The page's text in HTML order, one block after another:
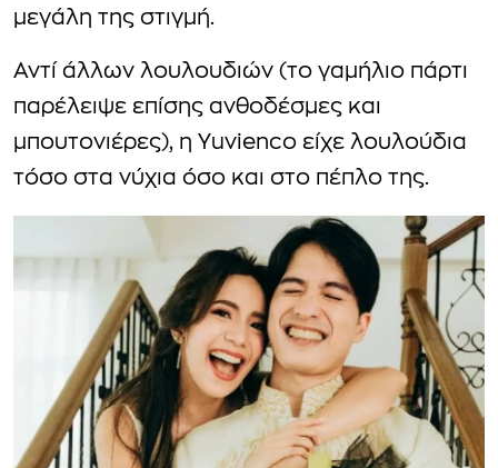
μεγάλη της στιγμή.
Αντί άλλων λουλουδιών (το γαμήλιο πάρτι
παρέλειψε επίσης ανθοδέσμες και
μπουτονιέρες), η Yuvienco είχε λουλούδια
τόσο στα νύχια όσο και στο πέπλο της.